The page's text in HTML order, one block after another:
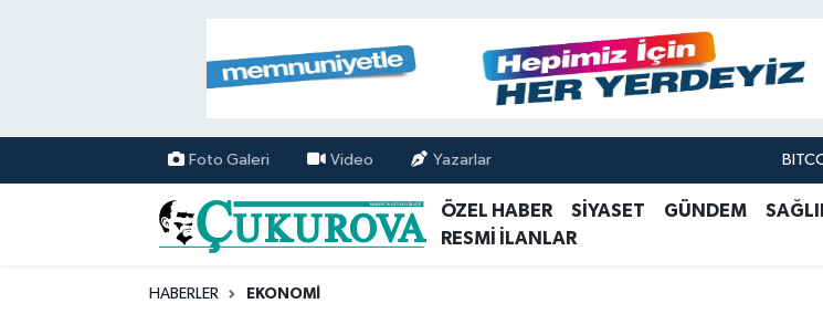
Foto Galeri Video Yazarlar
ÖZEL HABER SİYASET GÜNDEM
RESMİ İLANLAR
HABERLER EKONOMİ
Mersin Nöbetçi Eczaneler
Mersin Hava Durumu
Mersin Namaz Vakitleri
Mersin Trafik Yoğunluk Haritası